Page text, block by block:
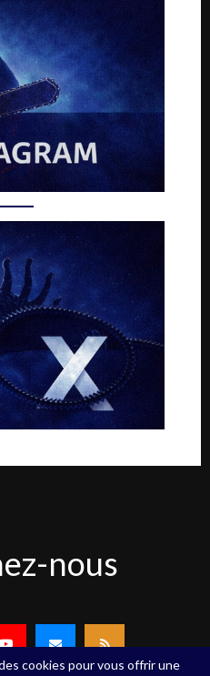
nous
cookies pour vous offrir une